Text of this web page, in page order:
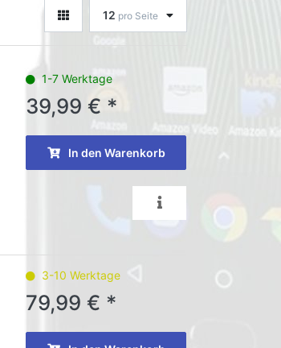
12 pro Seite
1-7 Werktage
39,99 € *
In den Warenkorb
3-10 Werktage
79,99 € *